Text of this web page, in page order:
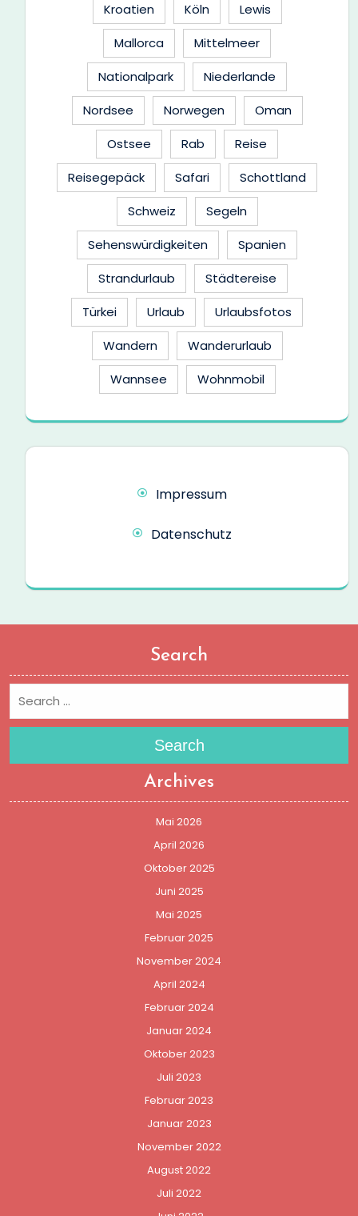
Kroatien
Köln
Lewis
Mallorca
Mittelmeer
Nationalpark
Niederlande
Nordsee
Norwegen
Oman
Ostsee
Rab
Reise
Reisegepäck
Safari
Schottland
Schweiz
Segeln
Sehenswürdigkeiten
Spanien
Strandurlaub
Städtereise
Türkei
Urlaub
Urlaubsfotos
Wandern
Wanderurlaub
Wannsee
Wohnmobil
Impressum
Datenschutz
Search
Search
Archives
Mai 2026
April 2026
Oktober 2025
Juni 2025
Mai 2025
Februar 2025
November 2024
April 2024
Februar 2024
Januar 2024
Oktober 2023
Juli 2023
Februar 2023
Januar 2023
November 2022
August 2022
Juli 2022